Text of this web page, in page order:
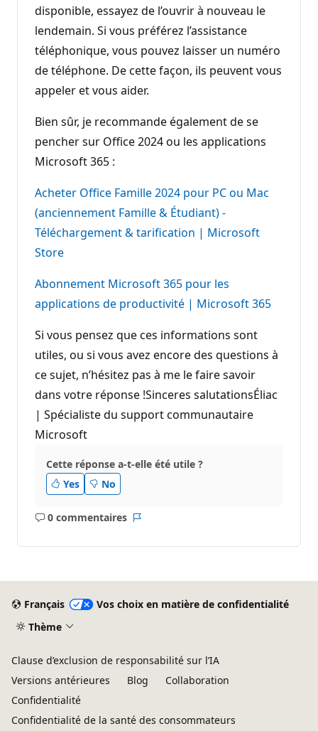
disponible, essayez de l’ouvrir à nouveau le
lendemain. Si vous préférez l’assistance
téléphonique, vous pouvez laisser un numéro
de téléphone. De cette façon, ils peuvent vous
appeler et vous aider.
Bien sûr, je recommande également de se
pencher sur Office 2024 ou les applications
Microsoft 365 :
Acheter Office Famille 2024 pour PC ou Mac
(anciennement Famille & Étudiant) -
Téléchargement & tarification | Microsoft
Store
Abonnement Microsoft 365 pour les
applications de productivité | Microsoft 365
Si vous pensez que ces informations sont
utiles, ou si vous avez encore des questions à
ce sujet, n’hésitez pas à me le faire savoir
dans votre réponse !Sinceres salutationsÉliac
| Spécialiste du support communautaire
Microsoft
Cette réponse a-t-elle été utile ?
Yes
No
0 commentaires
Aucun
Français
Vos choix en matière de confidentialité
Thème
Clause d’exclusion de responsabilité sur l’IA
Versions antérieures
Blog
Collaboration
Confidentialité
Confidentialité de la santé des consommateurs